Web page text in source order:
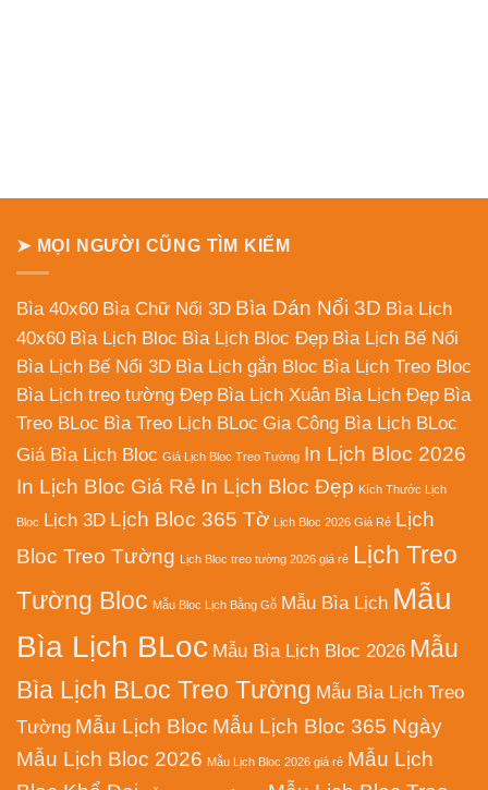
➤ MỌI NGƯỜI CŨNG TÌM KIẾM
Bìa 40x60 Bìa Chữ Nổi 3D Bìa Dán Nổi 3D Bìa Lịch
40x60 Bìa Lịch Bloc Bìa Lịch Bloc Đẹp Bìa Lịch Bế Nổi
Bìa Lịch Bế Nổi 3D Bìa Lịch gắn Bloc Bìa Lịch Treo Bloc
Bìa Lịch treo tường Đẹp Bìa Lịch Xuân Bìa Lịch Đẹp Bìa
Treo BLoc Bìa Treo Lịch BLoc Gia Công Bìa Lịch BLoc
Giá Bìa Lịch Bloc Giá Lịch Bloc Treo Tường In Lịch Bloc 2026
In Lịch Bloc Giá Rẻ In Lịch Bloc Đẹp Kích Thước Lịch
Bloc Lịch 3D Lịch Bloc 365 Tờ Lịch Bloc 2026 Giá Rẻ Lịch
Bloc Treo Tường Lịch Bloc treo tường 2026 giá rẻ Lịch Treo
Tường Bloc Mẫu Bloc Lịch Bằng Gỗ Mẫu Bìa Lịch Mẫu
Bìa Lịch BLoc Mẫu Bìa Lịch Bloc 2026 Mẫu
Bìa Lịch BLoc Treo Tường Mẫu Bìa Lịch Treo
Tường Mẫu Lịch Bloc Mẫu Lịch Bloc 365 Ngày
Mẫu Lịch Bloc 2026 Mẫu Lịch Bloc 2026 giá rẻ Mẫu Lịch